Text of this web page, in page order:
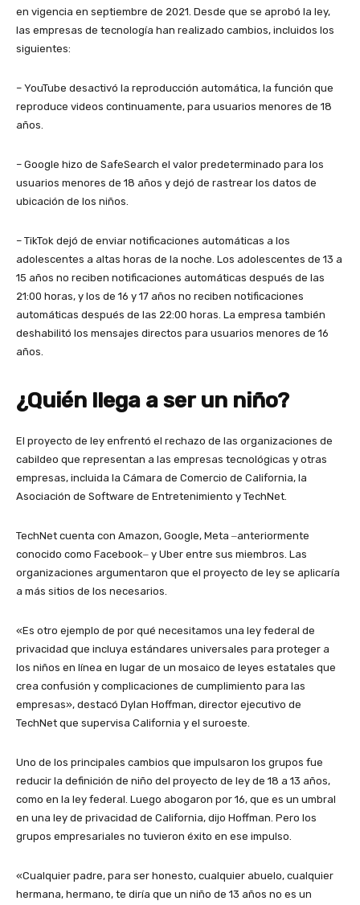
en vigencia en septiembre de 2021. Desde que se aprobó la ley,
las empresas de tecnología han realizado cambios, incluidos los
siguientes:
– YouTube desactivó la reproducción automática, la función que
reproduce videos continuamente, para usuarios menores de 18
años.
– Google hizo de SafeSearch el valor predeterminado para los
usuarios menores de 18 años y dejó de rastrear los datos de
ubicación de los niños.
– TikTok dejó de enviar notificaciones automáticas a los
adolescentes a altas horas de la noche. Los adolescentes de 13 a
15 años no reciben notificaciones automáticas después de las
21:00 horas, y los de 16 y 17 años no reciben notificaciones
automáticas después de las 22:00 horas. La empresa también
deshabilitó los mensajes directos para usuarios menores de 16
años.
¿Quién llega a ser un niño?
El proyecto de ley enfrentó el rechazo de las organizaciones de
cabildeo que representan a las empresas tecnológicas y otras
empresas, incluida la Cámara de Comercio de California, la
Asociación de Software de Entretenimiento y TechNet.
TechNet cuenta con Amazon, Google, Meta ‒anteriormente
conocido como Facebook‒ y Uber entre sus miembros. Las
organizaciones argumentaron que el proyecto de ley se aplicaría
a más sitios de los necesarios.
«Es otro ejemplo de por qué necesitamos una ley federal de
privacidad que incluya estándares universales para proteger a
los niños en línea en lugar de un mosaico de leyes estatales que
crea confusión y complicaciones de cumplimiento para las
empresas», destacó Dylan Hoffman, director ejecutivo de
TechNet que supervisa California y el suroeste.
Uno de los principales cambios que impulsaron los grupos fue
reducir la definición de niño del proyecto de ley de 18 a 13 años,
como en la ley federal. Luego abogaron por 16, que es un umbral
en una ley de privacidad de California, dijo Hoffman. Pero los
grupos empresariales no tuvieron éxito en ese impulso.
«Cualquier padre, para ser honesto, cualquier abuelo, cualquier
hermana, hermano, te diría que un niño de 13 años no es un